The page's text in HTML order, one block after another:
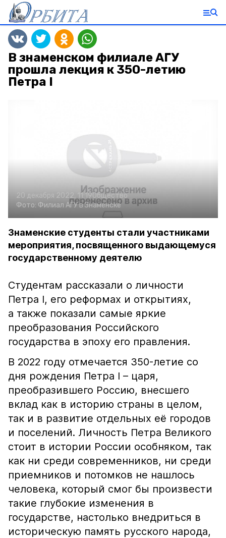
В знаменском филиале АГУ
прошла лекция к 350-летию
Петра I
20 декабря 2022, 11:19Общество
Фото: Филиал АГУ в Знаменске
Знаменские студенты стали участниками
мероприятия, посвященного выдающемуся
государственному деятелю
Студентам рассказали о личности
Петра I, его реформах и открытиях,
а также показали самые яркие
преобразования Российского
государства в эпоху его правления.
В 2022 году отмечается 350-летие со
дня рождения Петра I – царя,
преобразившего Россию, внесшего
вклад как в историю страны в целом,
так и в развитие отдельных её городов
и поселений. Личность Петра Великого
стоит в истории России особняком, так
как ни среди современников, ни среди
приемников и потомков не нашлось
человека, который смог бы произвести
такие глубокие изменения в
государстве, настолько внедриться в
историческую память русского народа,